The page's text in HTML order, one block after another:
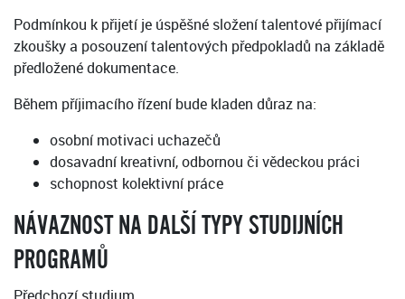
Podmínkou k přijetí je úspěšné složení talentové přijímací
zkoušky a posouzení talentových předpokladů na základě
předložené dokumentace.
Během příjimacího řízení bude kladen důraz na:
osobní motivaci uchazečů
dosavadní kreativní, odbornou či vědeckou práci
schopnost kolektivní práce
NÁVAZNOST NA DALŠÍ TYPY STUDIJNÍCH
PROGRAMŮ